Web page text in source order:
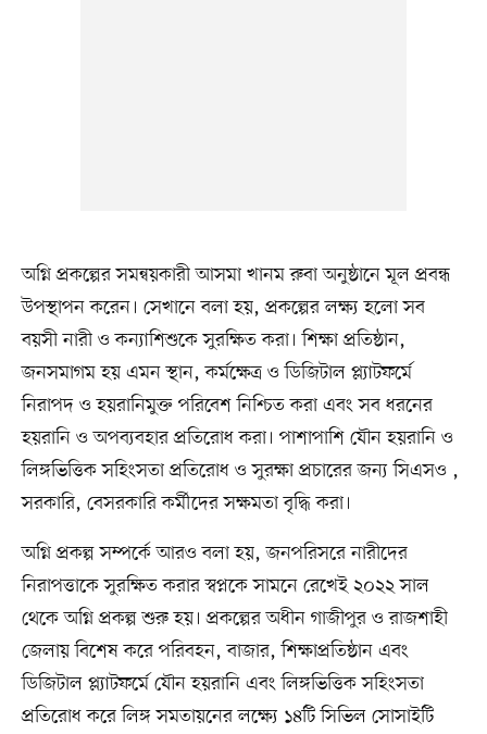
অগ্নি প্রকল্পের সমন্বয়কারী আসমা খানম রুবা অনুষ্ঠানে মূল প্রবন্ধ
উপস্থাপন করেন। সেখানে বলা হয়, প্রকল্পের লক্ষ্য হলো সব
বয়সী নারী ও কন্যাশিশুকে সুরক্ষিত করা। শিক্ষা প্রতিষ্ঠান,
জনসমাগম হয় এমন স্থান, কর্মক্ষেত্র ও ডিজিটাল প্ল্যাটফর্মে
নিরাপদ ও হয়রানিমুক্ত পরিবেশ নিশ্চিত করা এবং সব ধরনের
হয়রানি ও অপব্যবহার প্রতিরোধ করা। পাশাপাশি যৌন হয়রানি ও
লিঙ্গভিত্তিক সহিংসতা প্রতিরোধ ও সুরক্ষা প্রচারের জন্য সিএসও ,
সরকারি, বেসরকারি কর্মীদের সক্ষমতা বৃদ্ধি করা।
অগ্নি প্রকল্প সম্পর্কে আরও বলা হয়, জনপরিসরে নারীদের
নিরাপত্তাকে সুরক্ষিত করার স্বপ্নকে সামনে রেখেই ২০২২ সাল
থেকে অগ্নি প্রকল্প শুরু হয়। প্রকল্পের অধীন গাজীপুর ও রাজশাহী
জেলায় বিশেষ করে পরিবহন, বাজার, শিক্ষাপ্রতিষ্ঠান এবং
ডিজিটাল প্ল্যাটফর্মে যৌন হয়রানি এবং লিঙ্গভিত্তিক সহিংসতা
প্রতিরোধ করে লিঙ্গ সমতায়নের লক্ষ্যে ১৪টি সিভিল সোসাইটি